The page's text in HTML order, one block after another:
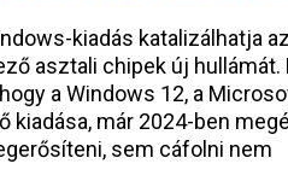
kiadás katalizálhatja
asztali chipek új hullámát.
a Windows 12, a
kiadása, már 2024-ben
sem cáfolni nem